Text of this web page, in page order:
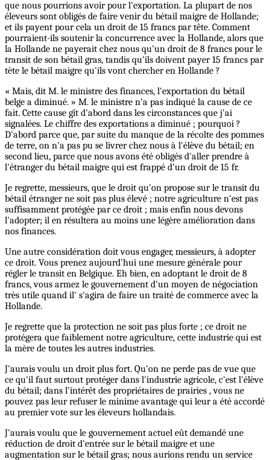
que nous pourrions avoir pour l'exportation. La plupart de nos
éleveurs sont obligés de faire venir du bétail maigre de Hollande;
et ils payent pour cela un droit de 15 francs par tête. Comment
pourraient-ils soutenir la concurrence avec la Hollande, alors que
la Hollande ne payerait chez nous qu'un droit de 8 francs pour le
transit de son bétail gras, tandis qu'ils doivent payer 15 francs par
tète le bétail maigre qu'ils vont chercher en Hollande ?
« Mais, dit M. le ministre des finances, l'exportation du bétail
belge a diminué. » M. le ministre n'a pas indiqué la cause de ce
fait. Cette cause gît d'abord dans les circonstances que j'ai
signalées. Le chiffre des exportations a diminué ; pourquoi ?
D'abord parce que, par suite du manque de la récolte des pommes
de terre, on n'a pas pu se livrer chez nous à l'élève du bétail; en
second lieu, parce que nous avons été obligés d'aller prendre à
l'étranger du bétail maigre qui est frappé d'un droit de 15 fr.
Je regrette, messieurs, que le droit qu'on propose sur le transit du
bétail étranger ne soit pas plus élevé ; notre agriculture n'est pas
suffisamment protégée par ce droit ; mais enfin nous devons
l'adopter; il en résultera au moins une légère amélioration dans
nos finances.
Une autre considération doit vous engager, messieurs, à adopter
ce droit. Vous prenez aujourd'hui une mesure générale pour
régler le transit en Belgique. Eh bien, en adoptant le droit de 8
francs, vous armez le gouvernement d'un moyen de négociation
très utile quand il' s'agira de faire un traité de commerce avec la
Hollande.
Je regrette que la protection ne soit pas plus forte ; ce droit ne
protégera que faiblement notre agriculture, cette industrie qui est
la mère de toutes les autres industries.
J'aurais voulu un droit plus fort. Qu'on ne perde pas de vue que
ce qu'il faut surtout protéger dans l'industrie agricole, c'est l'élève
du bétail; dans l'intérêt des propriétaires de prairies , vous ne
pouvez pas leur refuser le minime avantage qui leur a été accordé
au premier vote sur les éleveurs hollandais.
J'aurais voulu que le gouvernement actuel eût demandé une
réduction de droit d'entrée sur le bétail maigre et une
augmentation sur le bétail gras; nous aurions rendu un service